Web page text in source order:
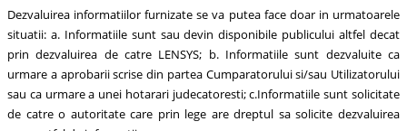
Dezvaluirea informatiilor furnizate se va putea face doar in urmatoarele
situatii: a. Informatiile sunt sau devin disponibile publicului altfel decat
prin dezvaluirea de catre LENSYS; b. Informatiile sunt dezvaluite ca
urmare a aprobarii scrise din partea Cumparatorului si/sau Utilizatorului
sau ca urmare a unei hotarari judecatoresti; c.Informatiile sunt solicitate
de catre o autoritate care prin lege are dreptul sa solicite dezvaluirea